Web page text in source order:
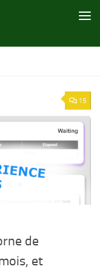
15
de
et